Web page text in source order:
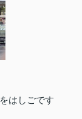
はしごです